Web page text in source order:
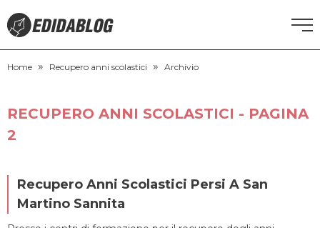
CORSI DI INGLESE
RECUPERO ANNI SCOLASTICI
SCUOLE SERALI
Home » Recupero anni scolastici » Archivio
RECUPERO ANNI SCOLASTICI - PAGINA
2
Recupero Anni Scolastici Persi A San
Martino Sannita